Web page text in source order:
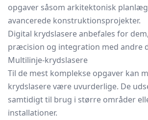
opgaver såsom arkitektonisk
avancerede konstruktionsprojekter.
Digital krydslasere anbefales for
præcision og integration med andre
Multilinje-krydslasere
Til de mest komplekse opgaver kan
krydslasere være uvurderlige. De
samtidigt til brug i større områder
installationer.